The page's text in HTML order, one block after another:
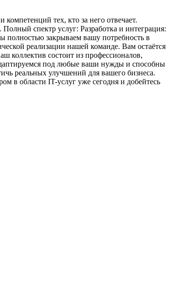
тех, кто за него отвечает.
спектр услуг: Разработка и интеграция:
закрываем вашу потребность в
реализации нашей команде. Вам остаётся
коллектив состоит из профессионалов,
под любые ваши нужды и способны
реальных улучшений для вашего бизнеса.
в области IT-услуг уже сегодня и добейтесь